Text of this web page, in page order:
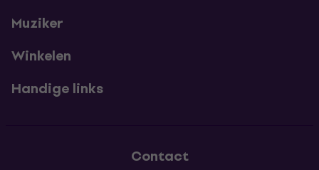
Muziker
Winkelen
Handige links
Contact